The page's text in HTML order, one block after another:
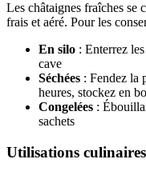
Les châtaignes fraîches se
frais et aéré. Pour les
En silo : Enterrez
cave
Séchées : Fendez la
heures, stockez en
Congelées :
sachets
Utilisations culinaires